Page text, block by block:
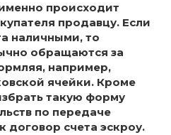
происходит
продавцу. Если
наличными, то
обращаются за
например,
ячейки. Кроме
такую форму
по передаче
договор счета эскроу.